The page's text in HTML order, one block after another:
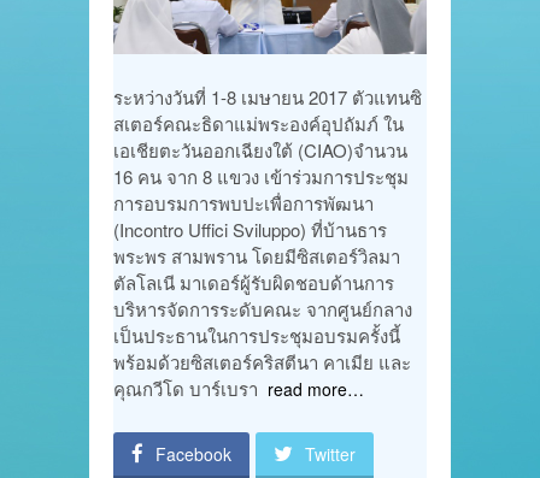
ระหว่างวันที่ 1-8 เมษายน 2017 ตัวแทนซิ
สเตอร์คณะธิดาแม่พระองค์อุปถัมภ์ ใน
เอเชียตะวันออกเฉียงใต้ (CIAO)จำนวน
16 คน จาก 8 แขวง เข้าร่วมการประชุม
การอบรมการพบปะเพื่อการพัฒนา
(Incontro Uffici Sviluppo) ที่บ้านธาร
พระพร สามพราน โดยมีซิสเตอร์วิลมา
ตัลโลเนี มาเดอร์ผู้รับผิดชอบด้านการ
บริหารจัดการระดับคณะ จากศูนย์กลาง
เป็นประธานในการประชุมอบรมครั้งนี้
พร้อมด้วยซิสเตอร์คริสตีนา คาเมีย และ
คุณกวีโด บาร์เบรา read more…
Facebook Twitter